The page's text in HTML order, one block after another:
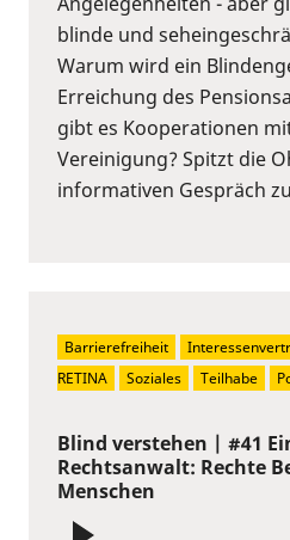
blinde und
Warum wird ein
Erreichung des
gibt es Kooperationen
Vereinigung? Spitzt die
informativen Gespräch
Blind verstehen | #41
Rechtsanwalt: Rechte
Menschen
Barrierefreiheit
RETINA
Soziales Teilhabe